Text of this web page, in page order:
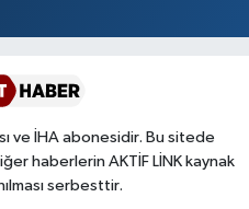
ve İHA abonesidir. Bu sitede
haberlerin AKTİF LİNK kaynak
serbesttir.